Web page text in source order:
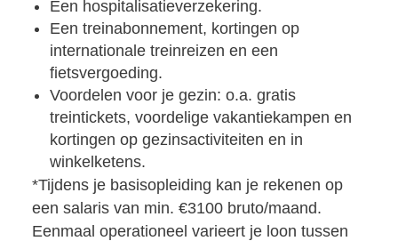
Een hospitalisatieverzekering.
Een treinabonnement, kortingen op
internationale treinreizen en een
fietsvergoeding.
Voordelen voor je gezin: o.a. gratis
treintickets, voordelige vakantiekampen en
kortingen op gezinsactiviteiten en in
winkelketens.
*Tijdens je basisopleiding kan je rekenen op
een salaris van min. €3100 bruto/maand.
Eenmaal operationeel varieert je loon tussen